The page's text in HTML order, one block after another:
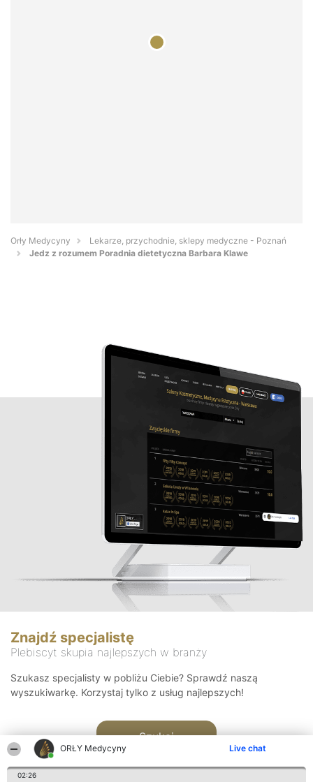
ORŁY Medycyny Live chat
02:26
Orły Medycyny
Lekarze, przychodnie, sklepy medyczne - Poznań
Jedz z rozumem Poradnia dietetyczna Barbara Klawe
Znajdź specjalistę
Plebiscyt skupia najlepszych w branży
Szukasz specjalisty w pobliżu Ciebie? Sprawdź naszą
wyszukiwarkę. Korzystaj tylko z usług najlepszych!
Szukaj